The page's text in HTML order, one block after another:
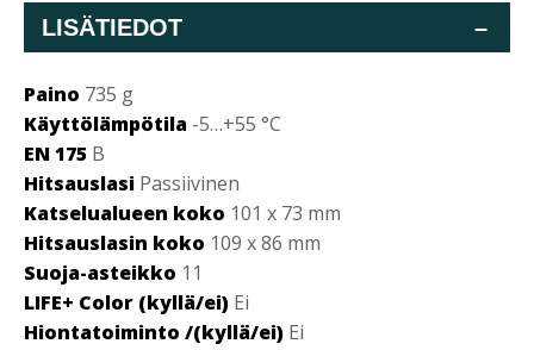
LISÄTIEDOT –
Paino 735 g
Käyttölämpötila -5…+55 °C
EN 175 B
Hitsauslasi Passiivinen
Katselualueen koko 101 x 73 mm
Hitsauslasin koko 109 x 86 mm
Suoja-asteikko 11
LIFE+ Color (kyllä/ei) Ei
Hiontatoiminto /(kyllä/ei) Ei